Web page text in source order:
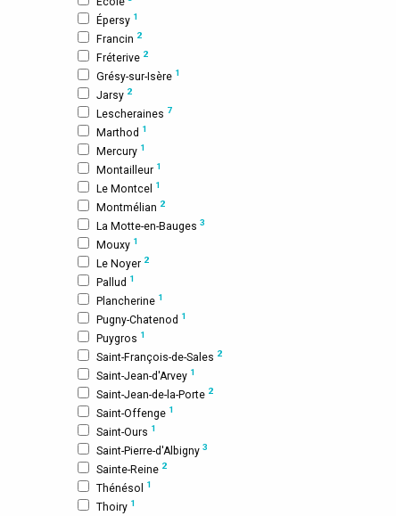
Épersy 1
Francin 2
Fréterive 2
Grésy-sur-Isère 1
Jarsy 2
Lescheraines 7
Marthod 1
Mercury 1
Montailleur 1
Le Montcel 1
Montmélian 2
La Motte-en-Bauges 3
Mouxy 1
Le Noyer 2
Pallud 1
Plancherine 1
Pugny-Chatenod 1
Puygros 1
Saint-François-de-Sales 2
Saint-Jean-d'Arvey 1
Saint-Jean-de-la-Porte 2
Saint-Offenge 1
Saint-Ours 1
Saint-Pierre-d'Albigny 3
Sainte-Reine 2
Thénésol 1
Thoiry 1